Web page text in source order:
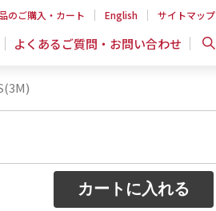
のご購入・カート English サイトマップ
よくあるご質問・お問い合わせ